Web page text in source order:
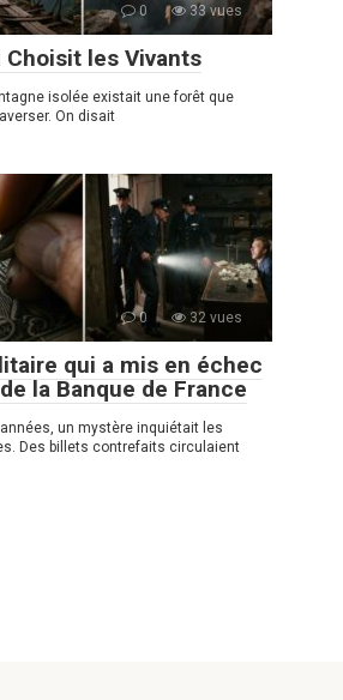
0 33 vues
Choisit les Vivants
isolée existait une forêt que
On disait
0 32 vues
qui a mis en échec
la Banque de France
un mystère inquiétait les
Des billets contrefaits circulaient